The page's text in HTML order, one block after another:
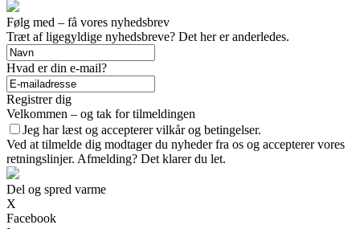
Følg med – få vores nyhedsbrev
Træt af ligegyldige nyhedsbreve? Det her er anderledes.
Hvad er din e-mail?
Registrer dig
Velkommen – og tak for tilmeldingen
Jeg har læst og accepterer vilkår og betingelser.
Ved at tilmelde dig modtager du nyheder fra os og accepterer vores
retningslinjer. Afmelding? Det klarer du let.
Del og spred varme
X
Facebook